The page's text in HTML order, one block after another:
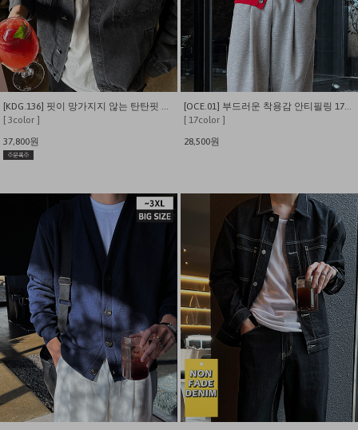
[KDG.136] 핏이 망가지지 않는 탄탄핏 후드 탈부착 데님자켓
[ 3color ]
37,800원
[OCE.01] 부드러운 착용감 안티필링 17컬러 비스코스 브이넥 가디건
[ 17color ]
28,500원